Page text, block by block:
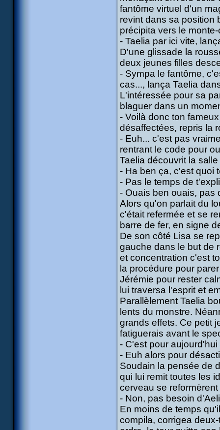
fantôme virtuel d'un
revint dans sa position
précipita vers le
- Taelia par ici vite,
D'une glissade la
deux jeunes filles
- Sympa le fantôme,
cas..., lança Taelia
L'intéressée pour sa
blaguer dans un
- Voilà donc ton
désaffectées, repris la
- Euh... c'est pas
rentrant le code pour
Taelia découvrit la
- Ha ben ça, c'est quoi
- Pas le temps de
- Ouais ben ouais, pas
Alors qu'on parlait du
c'était refermée et se
barre de fer, en signe
De son côté Lisa se
gauche dans le but de
et concentration c'est
la procédure pour
Jérémie pour rester
lui traversa l'esprit et
Parallèlement Taelia
lents du monstre.
grands effets. Ce petit
fatiguerais avant le
- C'est pour
- Euh alors pour
Soudain la pensée de
qui lui remit toutes les
cerveau se
- Non, pas besoin
En moins de temps
compila, corrigea